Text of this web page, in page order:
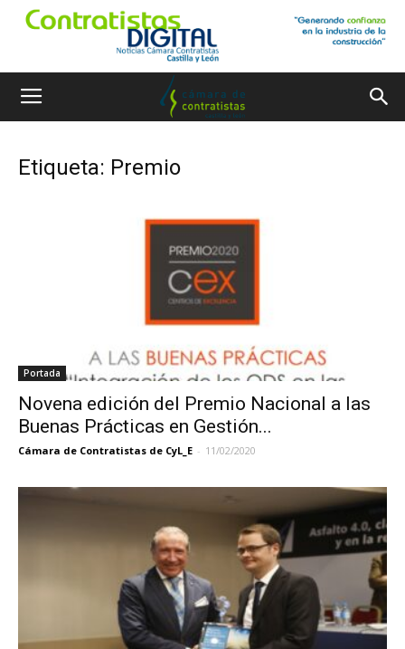
Etiqueta: Premio
Portada
Novena edición del Premio Nacional a las
Buenas Prácticas en Gestión...
Cámara de Contratistas de CyL_E - 11/02/2020